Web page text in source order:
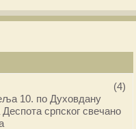
(4)
10. по Духовдану
српског свечано